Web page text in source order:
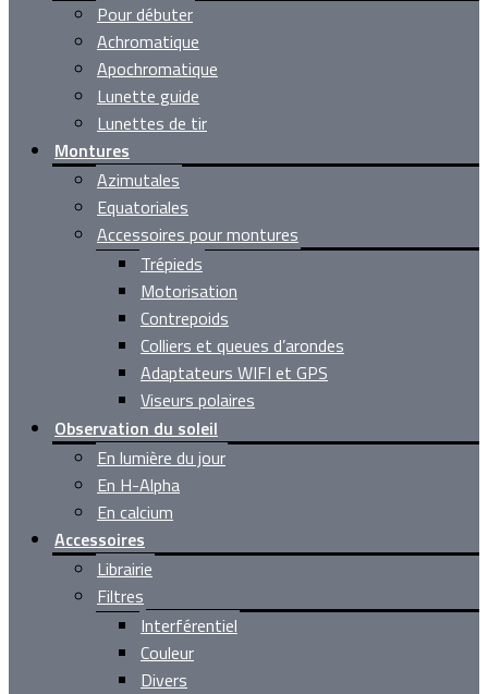
Pour débuter
Achromatique
Apochromatique
Lunette guide
Lunettes de tir
Montures
Azimutales
Equatoriales
Accessoires pour montures
Trépieds
Motorisation
Contrepoids
Colliers et queues d’arondes
Adaptateurs WIFI et GPS
Viseurs polaires
Observation du soleil
En lumière du jour
En H-Alpha
En calcium
Accessoires
Librairie
Filtres
Interférentiel
Couleur
Divers